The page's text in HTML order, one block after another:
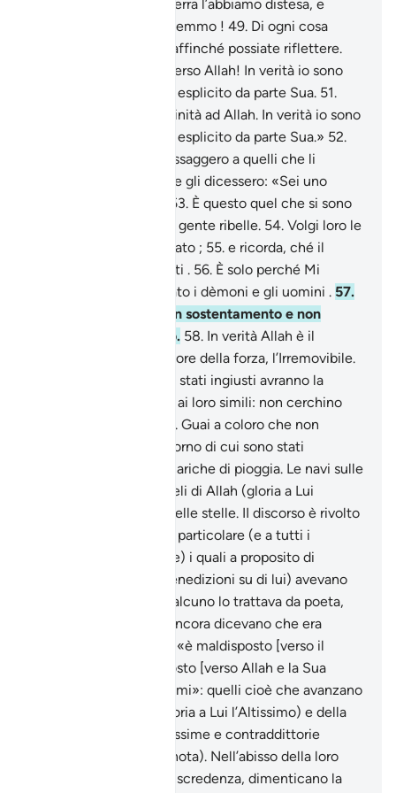
la terra l’abbiamo distesa, e
quanto bene la distendemmo ! 49. Di ogni cosa
creammo una coppia, affinché possiate riflettere.
«Accorrete allora verso Allah! In verità io sono
per voi un ammonitore esplicito da parte Sua. 51.
Non associate altra divinità ad Allah. In verità io sono
per voi un ammonitore esplicito da parte Sua.» 52.
Non mai giunse un messaggero a quelli che li
precedettero senza che gli dicessero: «Sei uno
53. È questo quel che si sono
tramandati ? È davvero gente ribelle. 54. Volgi loro le
spalle: non sarai biasimato ; 55. e ricorda, ché il
ricordo giova ai credenti . 56. È solo perché Mi
adorassero che ho creato i dèmoni e gli uomini . 57.
Non chiedo loro nessun sostentamento e non
chiedo che Mi nutrano. 58. In verità Allah è il
Sostentatore, il Detentore della forza, l’Irremovibile.
Coloro che saranno stati ingiusti avranno la
stessa sorte che toccò ai loro simili: non cerchino
. Guai a coloro che non
credono, per via del Giorno di cui sono stati
minacciati. Le nuvole cariche di pioggia. Le navi sulle
onde del mare. Gli angeli di Allah (gloria a Lui
l’Altissimo). Le orbite delle stelle. II discorso è rivolto
ai politeisti meccani in particolare (e a tutti i
miscredenti in generale) i quali a proposito di
Muhammad (pace e benedizioni su di lui) avevano
opinioni divergenti: qualcuno lo trattava da poeta,
altri da stregone, altri ancora dicevano che era
posseduto dai dèmoni. «è maldisposto [verso il
Profeta] chi è maldisposto [verso Allah e la Sua
Rivelazione].» «i blasfemi»: quelli cioè che avanzano
a proposito di Allah (gloria a Lui l’Altissimo) e della
Resurrezione personalissime e contraddittorie
ipotesi (vedi vers. e la nota). Nell’abisso della loro
ignoranza, della loro miscredenza, dimenticano la